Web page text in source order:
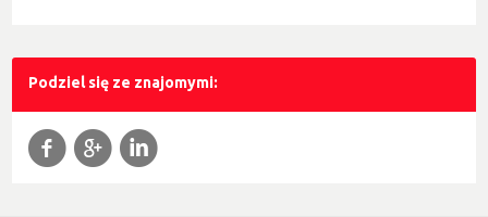
Podziel się ze znajomymi:
f g l